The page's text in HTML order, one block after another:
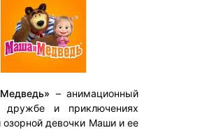
– анимационный
и приключениях
озорной девочки Маши и ее